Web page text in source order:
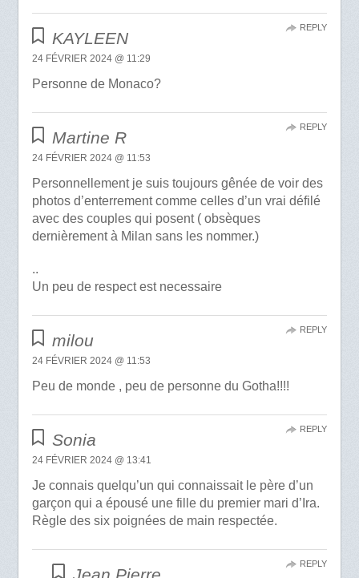
KAYLEEN
24 FÉVRIER 2024 @ 11:29
Personne de Monaco?
REPLY
Martine R
24 FÉVRIER 2024 @ 11:53
Personnellement je suis toujours gênée de voir des
photos d’enterrement comme celles d’un vrai défilé
avec des couples qui posent ( obsèques
dernièrement à Milan sans les nommer.)
..
Un peu de respect est necessaire
REPLY
milou
24 FÉVRIER 2024 @ 11:53
Peu de monde , peu de personne du Gotha!!!!
REPLY
Sonia
24 FÉVRIER 2024 @ 13:41
Je connais quelqu’un qui connaissait le père d’un
garçon qui a épousé une fille du premier mari d’Ira.
Règle des six poignées de main respectée.
REPLY
REPLY